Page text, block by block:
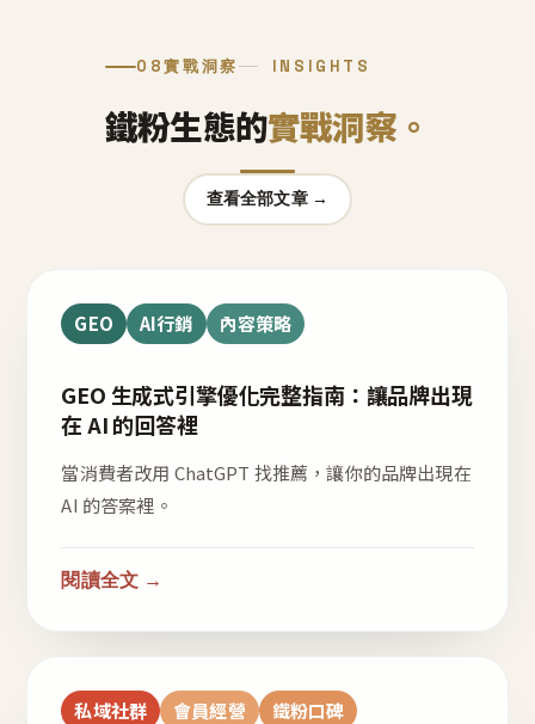
08實戰洞察 INSIGHTS
鐵粉生態的實戰洞察。
查看全部文章 →
GEO AI行銷 內容策略
GEO 生成式引擎優化完整指南：讓品牌出現
在 AI 的回答裡
當消費者改用 ChatGPT 找推薦，讓你的品牌出現在
AI 的答案裡。
閱讀全文 →
私域社群 會員經營 鐵粉口碑